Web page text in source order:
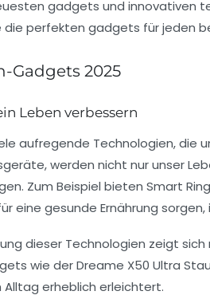
Gadgets 2025
Leben verbessern
aufregende Technologien, die
, werden nicht nur unser
Zum Beispiel bieten Smart
eine gesunde Ernährung
dieser Technologien zeigt
wie derDreame X50 Ultra
Alltag erheblich erleichtert.